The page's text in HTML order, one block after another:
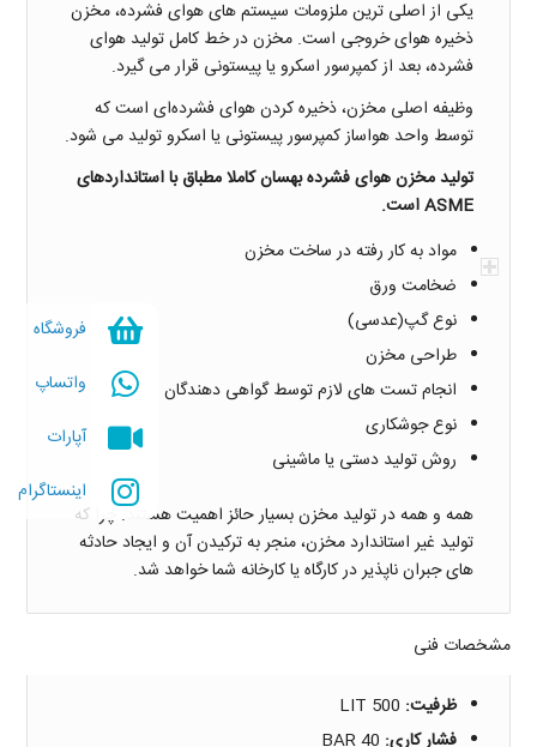
یکی از اصلی ترین ملزومات سیستم های هوای فشرده، مخزن
ذخیره هوای خروجی است. مخزن در خط کامل تولید هوای
فشرده، بعد از کمپرسور اسکرو یا پیستونی قرار می گیرد.
وظیفه اصلی مخزن، ذخیره کردن هوای فشرده‌ای است که
توسط واحد هواساز کمپرسور پیستونی یا اسکرو تولید می شود.
تولید مخزن هوای فشرده بهسان کاملا مطباق با استانداردهای
ASMEاست.
مواد به کار رفته در ساخت مخزن
ضخامت ورق
نوع گپ(عدسی)
طراحی مخزن
انجام تست های لازم توسط گواهی دهندگان
نوع جوشکاری
روش تولید دستی یا ماشینی
همه و همه در تولید مخزن بسیار حائز اهمیت هستند. چرا که
تولید غیر استاندارد مخزن، منجر به ترکیدن آن و ایجاد حادثه
های جبران ناپذیر در کارگاه یا کارخانه شما خواهد شد.
مشخصات فنی
ظرفيت:
فشار كاری:
فروشگاه
واتساپ
آپارات
اینستاگرام